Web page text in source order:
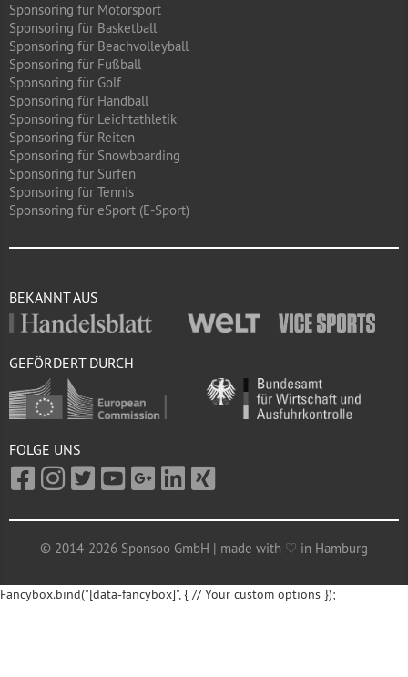
Sponsoring für Motorsport
Sponsoring für Basketball
Sponsoring für Beachvolleyball
Sponsoring für Fußball
Sponsoring für Golf
Sponsoring für Handball
Sponsoring für Leichtathletik
Sponsoring für Reiten
Sponsoring für Snowboarding
Sponsoring für Surfen
Sponsoring für Tennis
Sponsoring für eSport (E-Sport)
BEKANNT AUS
GEFÖRDERT DURCH
FOLGE UNS
© 2014-2026 Sponsoo GmbH | made with ♡ in Hamburg
Fancybox.bind("[data-fancybox]", { // Your custom options });